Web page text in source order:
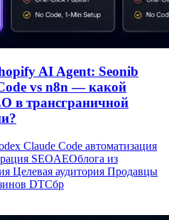
AI Agent: Seonib
vs n8n — какой
в трансграничной
Claude Code автоматизация
SEOAEOблога из
Целевая аудитория Продавцы
DTCбр